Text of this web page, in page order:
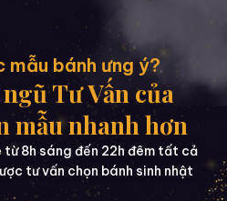
bánh ưng ý?
Tư Vấn của
mẫu nhanh hơn
từ 8h sáng đến 22h đêm tất cả
tư vấn chọn bánh sinh nhật